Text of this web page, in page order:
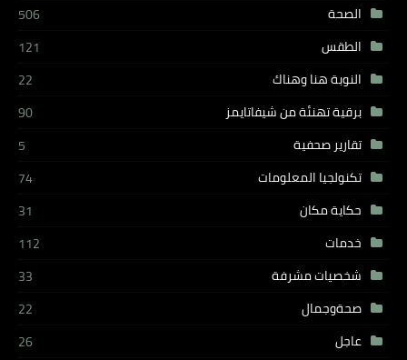
الصحة
506
الطقس
121
النوبة هنا وهناك
22
برقية تهنئة من شيفاتايمز
90
تقارير صحفية
5
تكنولجيا المعلومات
74
حكاية مكان
31
خدمات
112
شخصيات مشرفة
33
صحةوجمال
22
عاجل
26